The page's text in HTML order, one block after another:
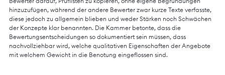
hinzuzufügen, während der andere Bewerter zwar kurze Texte verfasste,
diese jedoch zu allgemein blieben und weder Stärken noch Schwächen
der Konzepte klar benannten. Die Kammer betonte, dass die
Bewertungsentscheidungen so dokumentiert sein müssen, dass
nachvollziehbar wird, welche qualitativen Eigenschaften der Angebote
mit welchem Gewicht in die Benotung eingeflossen sind.